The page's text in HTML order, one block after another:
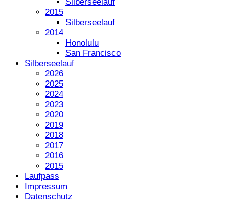
2015
Silberseelauf
2014
Honolulu
San Francisco
Silberseelauf
2026
2025
2024
2023
2020
2019
2018
2017
2016
2015
Laufpass
Impressum
Datenschutz